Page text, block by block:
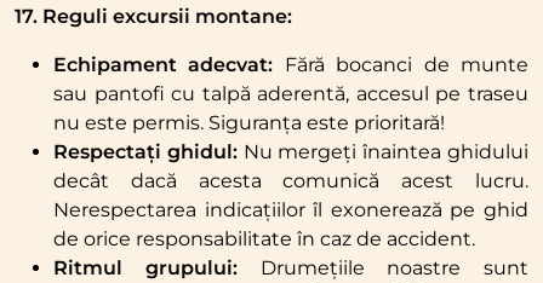
17. Reguli excursii montane:
Echipament adecvat: Fără bocanci de munte
sau pantofi cu talpă aderentă, accesul pe traseu
nu este permis. Siguranța este prioritară!
Respectați ghidul: Nu mergeți înaintea ghidului
decât dacă acesta comunică acest lucru.
Nerespectarea indicațiilor îl exonerează pe ghid
de orice responsabilitate în caz de accident.
Ritmul grupului: Drumețiile noastre sunt